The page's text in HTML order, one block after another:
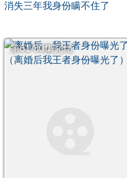
消失三年我身份瞒不住了
第61-80集完结